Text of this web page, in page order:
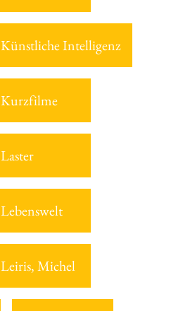
Künstliche Intelligenz
Kurzfilme
Laster
Lebenswelt
Leiris, Michel